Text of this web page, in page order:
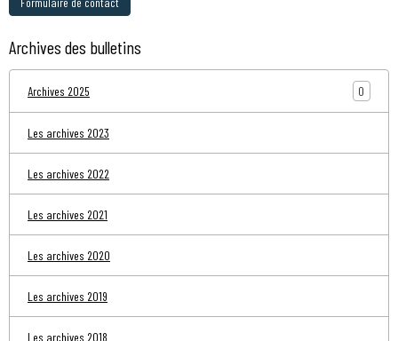
Archives des bulletins
Archives 2025 0
Les archives 2023
Les archives 2022
Les archives 2021
Les archives 2020
Les archives 2019
Les archives 2018